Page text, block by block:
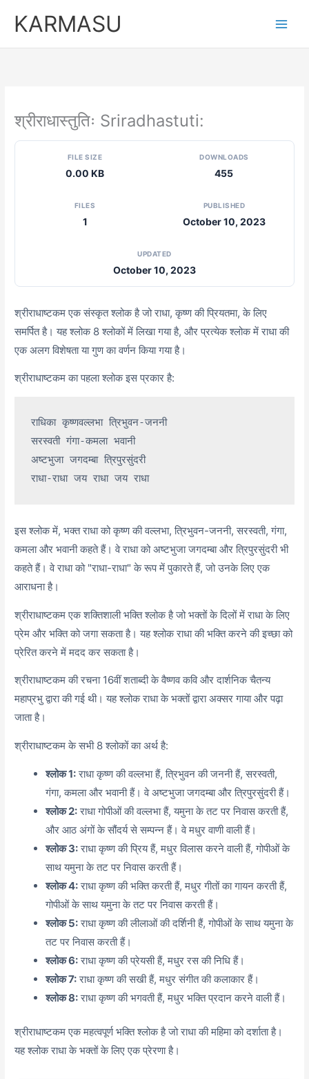
KARMASU
श्रीराधास्तुतिः Sriradhastuti:
FILE SIZE
0.00 KB
DOWNLOADS
455
FILES
1
PUBLISHED
October 10, 2023
UPDATED
October 10, 2023
श्रीराधाष्टकम एक संस्कृत श्लोक है जो राधा, कृष्ण की प्रियतमा, के लिए
समर्पित है। यह श्लोक 8 श्लोकों में लिखा गया है, और प्रत्येक श्लोक में राधा की
एक अलग विशेषता या गुण का वर्णन किया गया है।
श्रीराधाष्टकम का पहला श्लोक इस प्रकार है:
राधिका कृष्णवल्लभा त्रिभुवन-जननी
सरस्वती गंगा-कमला भवानी
अष्टभुजा जगदम्बा त्रिपुरसुंदरी
राधा-राधा जय राधा जय राधा
इस श्लोक में, भक्त राधा को कृष्ण की वल्लभा, त्रिभुवन-जननी, सरस्वती, गंगा,
कमला और भवानी कहते हैं। वे राधा को अष्टभुजा जगदम्बा और त्रिपुरसुंदरी भी
कहते हैं। वे राधा को "राधा-राधा" के रूप में पुकारते हैं, जो उनके लिए एक
आराधना है।
श्रीराधाष्टकम एक शक्तिशाली भक्ति श्लोक है जो भक्तों के दिलों में राधा के लिए
प्रेम और भक्ति को जगा सकता है। यह श्लोक राधा की भक्ति करने की इच्छा को
प्रेरित करने में मदद कर सकता है।
श्रीराधाष्टकम की रचना 16वीं शताब्दी के वैष्णव कवि और दार्शनिक चैतन्य
महाप्रभु द्वारा की गई थी। यह श्लोक राधा के भक्तों द्वारा अक्सर गाया और पढ़ा
जाता है।
श्रीराधाष्टकम के सभी 8 श्लोकों का अर्थ है:
श्लोक 1:राधा कृष्ण की वल्लभा हैं, त्रिभुवन की जननी हैं, सरस्वती,
गंगा, कमला और भवानी हैं। वे अष्टभुजा जगदम्बा और त्रिपुरसुंदरी हैं।
श्लोक 2:राधा गोपीओं की वल्लभा हैं, यमुना के तट पर निवास करती हैं,
और आठ अंगों के सौंदर्य से सम्पन्न हैं। वे मधुर वाणी वाली हैं।
श्लोक 3:राधा कृष्ण की प्रिय हैं, मधुर विलास करने वाली हैं, गोपीओं के
साथ यमुना के तट पर निवास करती हैं।
श्लोक 4:राधा कृष्ण की भक्ति करती हैं, मधुर गीतों का गायन करती हैं,
गोपीओं के साथ यमुना के तट पर निवास करती हैं।
श्लोक 5:राधा कृष्ण की लीलाओं की दर्शिनी हैं, गोपीओं के साथ यमुना के
तट पर निवास करती हैं।
श्लोक 6:राधा कृष्ण की प्रेयसी हैं, मधुर रस की निधि हैं।
श्लोक 7:राधा कृष्ण की सखी हैं, मधुर संगीत की कलाकार हैं।
श्लोक 8:राधा कृष्ण की भगवती हैं, मधुर भक्ति प्रदान करने वाली हैं।
श्रीराधाष्टकम एक महत्वपूर्ण भक्ति श्लोक है जो राधा की महिमा को दर्शाता है।
यह श्लोक राधा के भक्तों के लिए एक प्रेरणा है।